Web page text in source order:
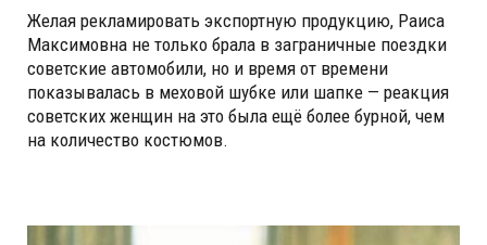
Желая рекламировать экспортную продукцию, Раиса
Максимовна не только брала в заграничные поездки
советские автомобили, но и время от времени
показывалась в меховой шубке или шапке — реакция
советских женщин на это была ещё более бурной, чем
на количество костюмов.